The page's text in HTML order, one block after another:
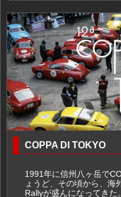
COPPA DI TOKYO
1991年に信州八ヶ岳で
ょうど、その頃から、海
Rallyが盛んになってき